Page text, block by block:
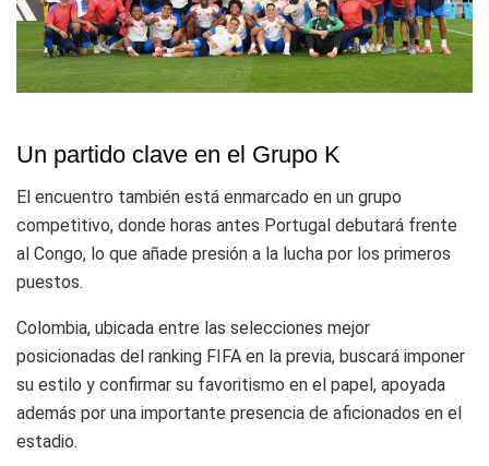
Un partido clave en el Grupo K
El encuentro también está enmarcado en un grupo
competitivo, donde horas antes Portugal debutará frente
al Congo, lo que añade presión a la lucha por los primeros
puestos.
Colombia, ubicada entre las selecciones mejor
posicionadas del ranking FIFA en la previa, buscará imponer
su estilo y confirmar su favoritismo en el papel, apoyada
además por una importante presencia de aficionados en el
estadio.